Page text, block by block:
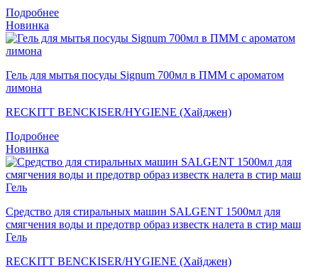
Подробнее
Новинка
Гель для мытья посуды Signum 700мл в ПММ с ароматом
лимона
RECKITT BENCKISER/HYGIENE (Хайджен)
Подробнее
Новинка
Средство для стиральных машин SALGENT 1500мл для
смягчения воды и предотвр образ известк налета в стир маш
Гель
RECKITT BENCKISER/HYGIENE (Хайджен)